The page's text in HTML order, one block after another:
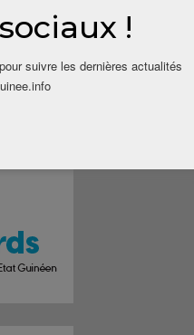
!
suivre les dernières actualités